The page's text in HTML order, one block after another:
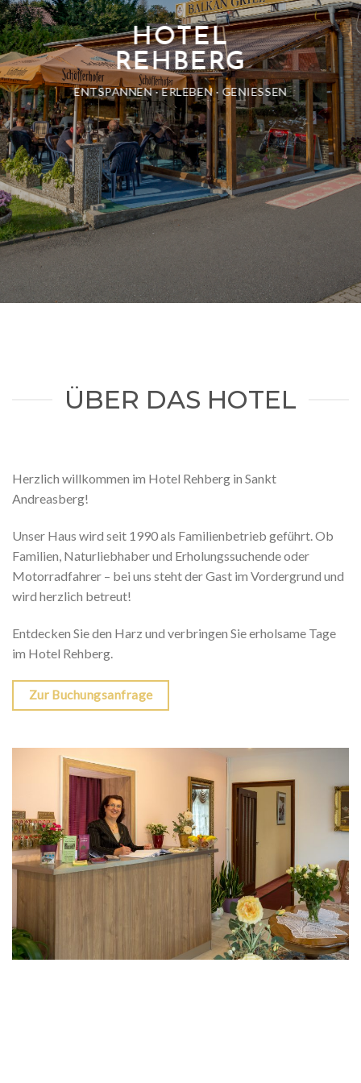
HOTEL
REHBERG
ENTSPANNEN · ERLEBEN · GENIESSEN
ÜBER DAS HOTEL
Herzlich willkommen im Hotel Rehberg in Sankt
Andreasberg!
Unser Haus wird seit 1990 als Familienbetrieb geführt. Ob
Familien, Naturliebhaber und Erholungssuchende oder
Motorradfahrer – bei uns steht der Gast im Vordergrund und
wird herzlich betreut!
Entdecken Sie den Harz und verbringen Sie erholsame Tage
im Hotel Rehberg.
Zur Buchungsanfrage